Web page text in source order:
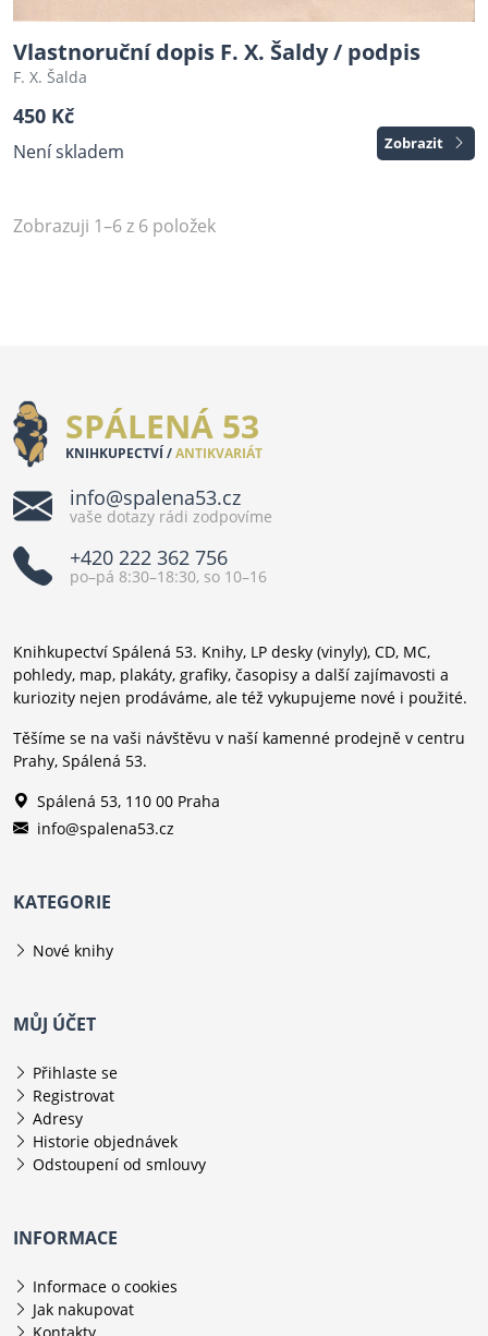
Vlastnoruční dopis F. X. Šaldy / podpis
F. X. Šalda
450 Kč
Není skladem Zobrazit
Zobrazuji 1–6 z 6 položek
SPÁLENÁ 53
KNIHKUPECTVÍ /ANTIKVARIÁT
info@spalena53.cz
vaše dotazy rádi zodpovíme
+420 222 362 756
po–pá 8:30–18:30, so 10–16
Knihkupectví Spálená 53. Knihy, LP desky (vinyly), CD, MC,
pohledy, map, plakáty, grafiky, časopisy a další zajímavosti a
kuriozity nejen prodáváme, ale též vykupujeme nové i použité.
Těšíme se na vaši návštěvu v naší kamenné prodejně v centru
Prahy, Spálená 53.
Spálená 53, 110 00 Praha
info@spalena53.cz
KATEGORIE
Nové knihy
MŮJ ÚČET
Přihlaste se
Registrovat
Adresy
Historie objednávek
Odstoupení od smlouvy
INFORMACE
Informace o cookies
Jak nakupovat
Kontakty